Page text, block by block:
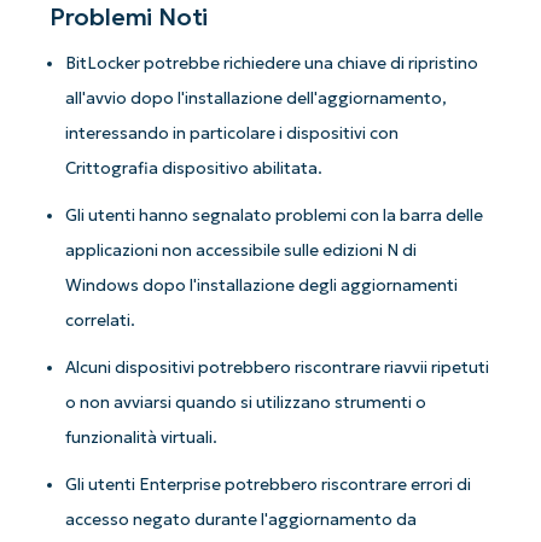
Problemi Noti
BitLocker potrebbe richiedere una chiave di ripristino
all'avvio dopo l'installazione dell'aggiornamento,
interessando in particolare i dispositivi con
Crittografia dispositivo abilitata.
Gli utenti hanno segnalato problemi con la barra delle
applicazioni non accessibile sulle edizioni N di
Windows dopo l'installazione degli aggiornamenti
correlati.
Alcuni dispositivi potrebbero riscontrare riavvii ripetuti
o non avviarsi quando si utilizzano strumenti o
funzionalità virtuali.
Gli utenti Enterprise potrebbero riscontrare errori di
accesso negato durante l'aggiornamento da